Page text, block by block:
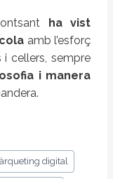
ha vist
amb l’esforç
i cellers, sempre
i manera
digital